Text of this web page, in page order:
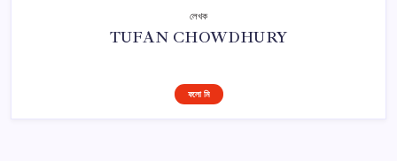
লেখক
TUFAN CHOWDHURY
ফলো মি